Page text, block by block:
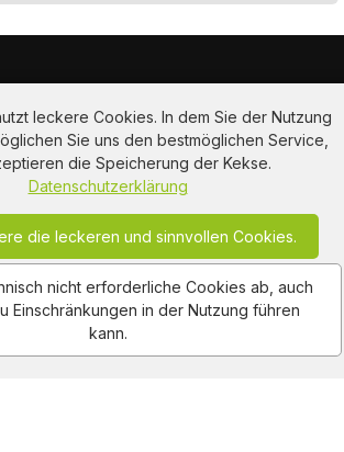
leckere Cookies. In dem Sie der Nutzung
Sie uns den bestmöglichen Service,
die Speicherung der Kekse.
Datenschutzerklärung
die leckeren und sinnvollen Cookies.
nicht erforderliche Cookies ab, auch
Einschränkungen in der Nutzung führen
kann.
7 , 85461 Bockhorn
Autoren
Nutzungsbedingungen
Kontakt
About Us
Datenschutz